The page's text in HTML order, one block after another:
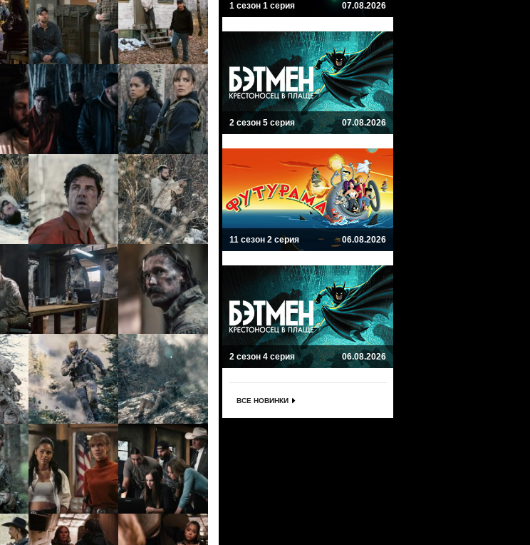
1 сезон 1 серия 07.08.2026
2 сезон 5 серия 07.08.2026
11 сезон 2 серия 06.08.2026
2 сезон 4 серия 06.08.2026
ВСЕ НОВИНКИ